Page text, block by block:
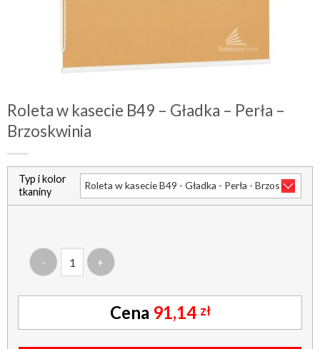
Roleta w kasecie B49 – Gładka – Perła –
Brzoskwinia
Typ i kolor
tkaniny
ilość roleta w kasecie b49 - gładka - perła - brzoskwinia
91,14 zł